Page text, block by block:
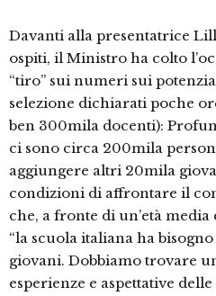
Davanti alla presentatrice
ospiti, il Ministro ha colto
“tiro” sui numeri sui
selezione dichiarati poche
ben 300mila docenti):
ci sono circa 200mila
aggiungere altri 20mila
condizioni di affrontare il
che, a fronte di un’età
“la scuola italiana ha
giovani. Dobbiamo trovare
esperienze e aspettative